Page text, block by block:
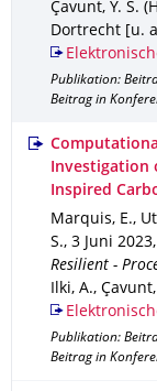
Çavunt, Y. S.
Dortrecht [u.
Publikation:
Beitrag in
Investigation
Inspired
Marquis, E.,
S., 3 Juni 2023,
Resilient -
Ilki, A.,
Publikation:
Beitrag in